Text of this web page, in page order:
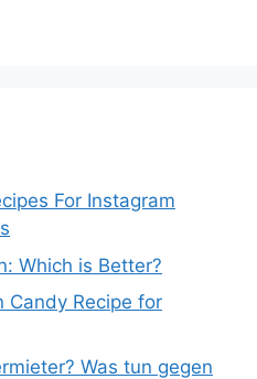
For Instagram
Which is Better?
Candy Recipe for
Was tun gegen